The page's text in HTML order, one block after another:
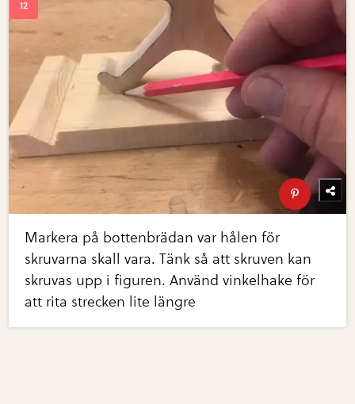
Markera på bottenbrädan var hålen för
skruvarna skall vara. Tänk så att skruven kan
skruvas upp i figuren. Använd vinkelhake för
att rita strecken lite längre